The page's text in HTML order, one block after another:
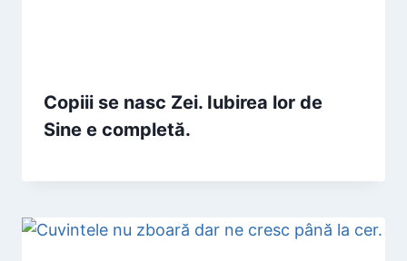
Copiii se nasc Zei. Iubirea lor de
Sine e completă.